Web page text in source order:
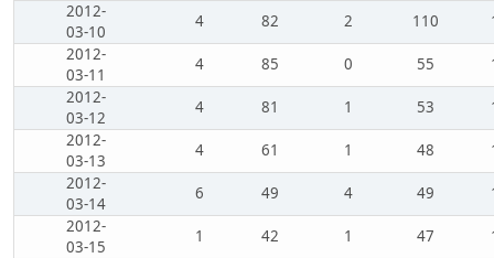
2012-
03-10
4 82 2 110
2012-
03-11
4 85 0 55
2012-
03-12
4 81 1 53
2012-
03-13
4 61 1 48
2012-
03-14
6 49 4 49
2012-
03-15
1 42 1 47